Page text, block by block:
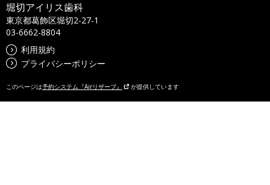
堀切アイリス歯科
東京都葛飾区堀切2-27-1
03-6662-8804
利用規約
プライバシーポリシー
このページは予約システム『Airリザーブ』 が提供しています